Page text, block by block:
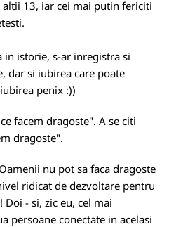
13, iar cei mai putin fericiti
istorie, s-ar inregistra si
dar si iubirea care poate
penix :))
facem dragoste". A se citi
dragoste".
nu pot sa faca dragoste
ridicat de dezvoltare pentru
Doi - si, zic eu, cel mai
persoane conectate in acelasi